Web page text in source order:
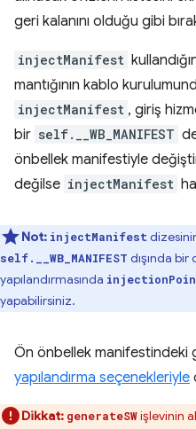
geri kalanını olduğu gibi
injectManifest
mantığının kablo
injectManifest , giriş
bir self.__WB_MANIFEST
önbellek manifestiyle
değilse injectManifest
Not: injectManifest
self.__WB_MANIFEST dışında
yapılandırmasında
yapabilirsiniz.
Ön önbellek manifestindeki
yapılandırma seçenekleriyle
Dikkat: generateSWişlevinin